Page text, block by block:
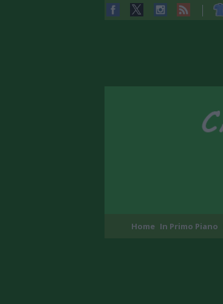
Home In Primo Piano